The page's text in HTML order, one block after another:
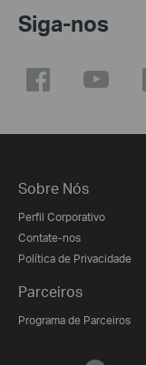
Siga-nos
Sobre Nós
Perfil Corporativo
Contate-nos
Política de Privacidade
Parceiros
Programa de Parceiros